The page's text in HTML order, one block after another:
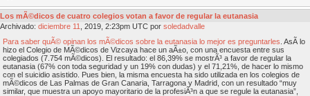
Los mÃ©dicos de cuatro colegios votan a favor de regular la eutanasia
Archivado: diciembre 11 , 2019, 2:23pm UTC por soledadvalle
Para saber quÃ© opinan los mÃ©dicos sobre la eutanasia lo mejor es preguntarles . AsÃ­ lo
hizo el Colegio de MÃ©dicos de Vizcaya hace un aÃ±o, con una encuesta entre sus
colegiados (7.754 mÃ©dicos). El resultado: el 86,39% se mostrÃ³ a favor de regular la
eutanasia (67% con toda seguridad y un 19% con dudas) y el 71,21%, de hacer lo mismo
con el suicidio asistido. Pues bien, la misma encuesta ha sido utilizada en los colegios de
mÃ©dicos de Las Palmas de Gran Canaria, Tarragona y Madrid, con un resultado “muy
similar, que muestra un apoyo mayoritario de la profesiÃ³n a que se regule la eutanasia”,